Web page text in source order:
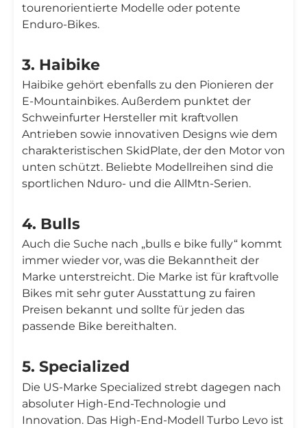
tourenorientierte Modelle oder potente
Enduro-Bikes.
3. Haibike
Haibike gehört ebenfalls zu den Pionieren der
E-Mountainbikes. Außerdem punktet der
Schweinfurter Hersteller mit kraftvollen
Antrieben sowie innovativen Designs wie dem
charakteristischen SkidPlate, der den Motor von
unten schützt. Beliebte Modellreihen sind die
sportlichen Nduro- und die AllMtn-Serien.
4. Bulls
Auch die Suche nach „bulls e bike fully“ kommt
immer wieder vor, was die Bekanntheit der
Marke unterstreicht. Die Marke ist für kraftvolle
Bikes mit sehr guter Ausstattung zu fairen
Preisen bekannt und sollte für jeden das
passende Bike bereithalten.
5. Specialized
Die US-Marke Specialized strebt dagegen nach
absoluter High-End-Technologie und
Innovation. Das High-End-Modell Turbo Levo ist